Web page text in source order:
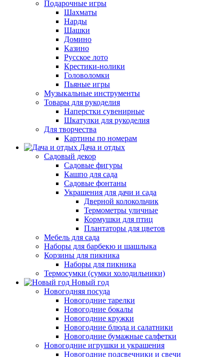
Подарочные игры
Шахматы
Нарды
Шашки
Домино
Казино
Русское лото
Крестики-нолики
Головоломки
Пьяные игры
Музыкальные инструменты
Товары для рукоделия
Наперстки сувенирные
Шкатулки для рукоделия
Для творчества
Картины по номерам
Дача и отдых
Садовый декор
Садовые фигуры
Кашпо для сада
Садовые фонтаны
Украшения для дачи и сада
Дверной колокольчик
Термометры уличные
Кормушки для птиц
Плантаторы для цветов
Мебель для сада
Наборы для барбекю и шашлыка
Корзины для пикника
Наборы для пикника
Термосумки (сумки холодильники)
Новый год
Новогодняя посуда
Новогодние тарелки
Новогодние бокалы
Новогодние кружки
Новогодние блюда и салатники
Новогодние бумажные салфетки
Новогодние игрушки и украшения
Новогодние подсвечники и свечи